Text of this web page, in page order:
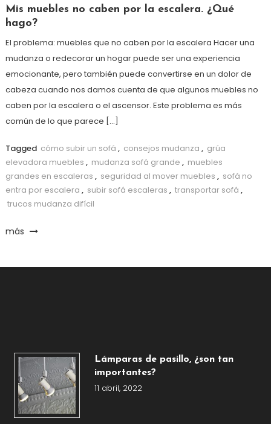
Mis muebles no caben por la escalera. ¿Qué
hago?
El problema: muebles que no caben por la escalera Hacer una
mudanza o redecorar un hogar puede ser una experiencia
emocionante, pero también puede convertirse en un dolor de
cabeza cuando nos damos cuenta de que algunos muebles no
caben por la escalera o el ascensor. Este problema es más
común de lo que parece […]
Tagged cómo subir un sofá , consejos mudanza , grúa
elevadora muebles , mudanza sofá grande , muebles
grandes en escaleras , seguridad al mover muebles , sofá no
entra por escalera , subir sofá escaleras , transportar sofá ,
trucos mudanza difícil
más
Lámparas de pasillo, ¿son tan
importantes?
11 abril, 2022